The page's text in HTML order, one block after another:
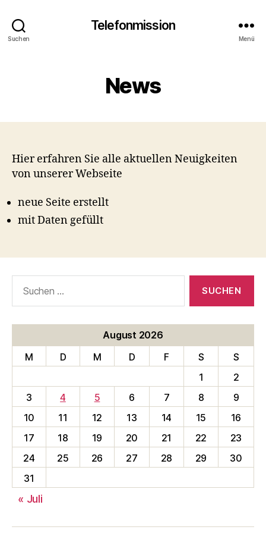
Suchen
Telefonmission
Menü
News
Hier erfahren Sie alle aktuellen Neuigkeiten
von unserer Webseite
neue Seite erstellt
mit Daten gefüllt
nach:
August 2026
M
D M D F S
S
1
2
3
4 5 6 7 8
9
10
11 12 13 14 15
16
17
18 19 20 21 22
23
24
25 26 27 28 29
30
31
« Juli